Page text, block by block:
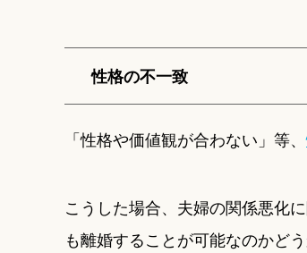
性格の不一致
「性格や価値観が合わない」等、
こうした場合、夫婦の関係悪化
も離婚することが可能なのかど